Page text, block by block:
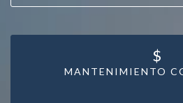
MANTENIMIENTO
$